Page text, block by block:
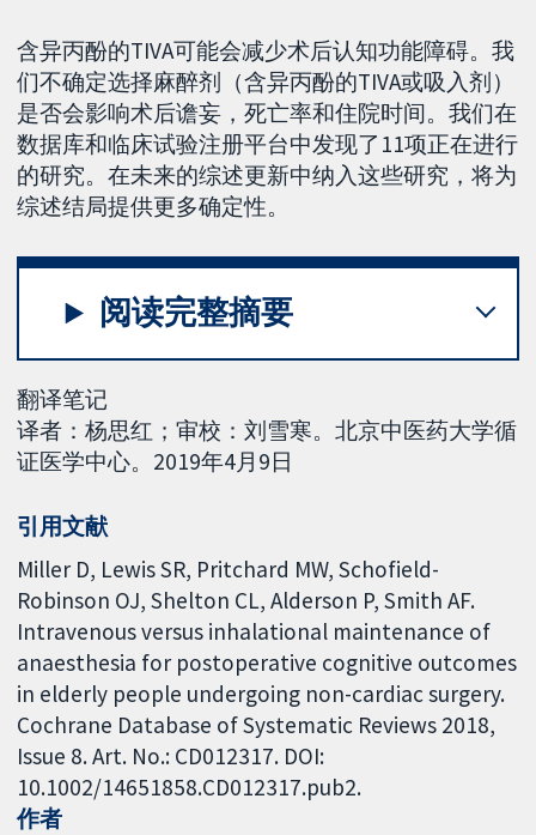
含异丙酚的TIVA可能会减少术后认知功能障碍。我
们不确定选择麻醉剂（含异丙酚的TIVA或吸入剂）
是否会影响术后谵妄，死亡率和住院时间。我们在
数据库和临床试验注册平台中发现了11项正在进行
的研究。在未来的综述更新中纳入这些研究，将为
综述结局提供更多确定性。
阅读完整摘要
翻译笔记
译者：杨思红；审校：刘雪寒。北京中医药大学循
证医学中心。2019年4月9日
引用文献
Miller D, Lewis SR, Pritchard MW, Schofield-
Robinson OJ, Shelton CL, Alderson P, Smith AF.
Intravenous versus inhalational maintenance of
anaesthesia for postoperative cognitive outcomes
in elderly people undergoing non-cardiac surgery.
Cochrane Database of Systematic Reviews 2018,
Issue 8. Art. No.: CD012317. DOI:
10.1002/14651858.CD012317.pub2.
作者